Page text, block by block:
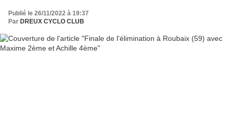
Publié le 26/11/2022 à 19:37
Par DREUX CYCLO CLUB